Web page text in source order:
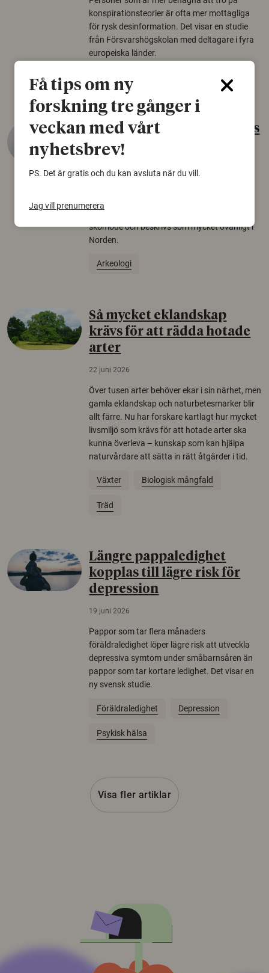
konspirationsteorier är ofta mer mottagliga
för rysk desinformation. Det visar en studie
från Försvarshögskolan med deltagare i fyra
europeiska länder.
Gammalt skinn var Sveriges
äldsta sko
skomode och beskrivs som mycket ovanligt i
Norden.
Arkeologi
Så mycket eklandskap
krävs för att rädda hotade
arter
22 juni 2026
Över tusen arter behöver ekar i sin närhet, men
gamla eklandskap och naturbetesmarker blir
allt färre. Nu har forskare kartlagt hur mycket
livsmiljö som krävs för att hotade arter ska
kunna överleva – kunskap som kan hjälpa
naturvårdare att sätta in rätt åtgärder i tid.
Växter Biologisk mångfald
Träd
Längre pappaledighet
kopplas till lägre risk för
depression
19 juni 2026
Pappor som tar flera månaders
föräldraledighet löper lägre risk att utveckla
depressiva symtom under småbarnsåren än
pappor som tar kortare ledighet. Det visar en
ny svensk studie.
Föräldraledighet Depression
Psykisk hälsa
Visa fler artiklar
Få tips om ny
forskning tre gånger i
veckan med vårt
nyhetsbrev!
PS. Det är gratis och du kan avsluta när du vill.
Jag vill prenumerera